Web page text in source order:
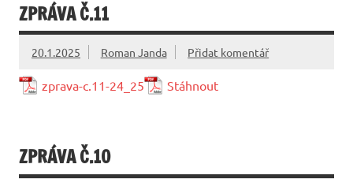
ZPRÁVA Č.11
20.1.2025 Roman Janda Přidat komentář
zprava-c.11-24_25 Stáhnout
ZPRÁVA Č.10